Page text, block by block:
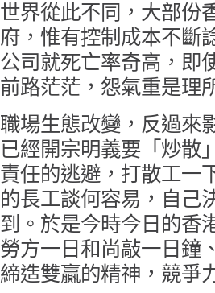
世界從此不同，大部份
府，惟有控制成本不斷
公司就死亡率奇高，即
前路茫茫，怨氣重是理
職場生態改變，反過來
已經開宗明義要「炒散
責任的逃避，打散工一
的長工談何容易，自己
到。於是今時今日的香
勞方一日和尚敲一日鐘
締造雙贏的精神，競爭